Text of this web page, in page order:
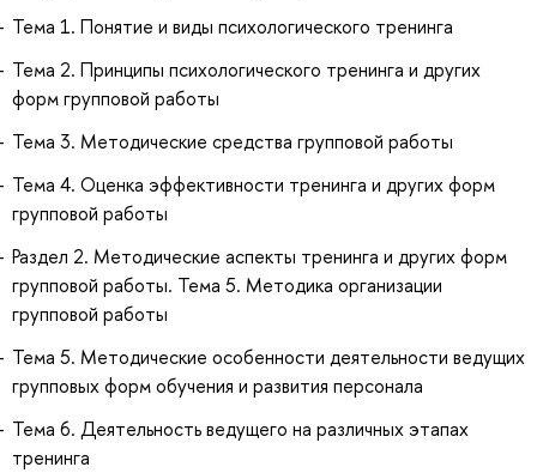
Тема 1. Понятие и виды психологического тренинга
Тема 2. Принципы психологического тренинга и других
форм групповой работы
Тема 3. Методические средства групповой работы
Тема 4. Оценка эффективности тренинга и других форм
групповой работы
Раздел 2. Методические аспекты тренинга и других форм
групповой работы. Тема 5. Методика организации
групповой работы
Тема 5. Методические особенности деятельности ведущих
групповых форм обучения и развития персонала
Тема 6. Деятельность ведущего на различных этапах
тренинга